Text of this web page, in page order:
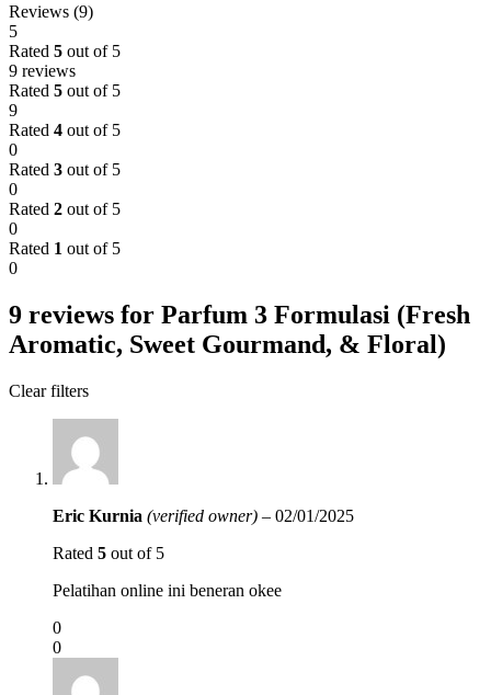
Reviews (9)
5
Rated 5 out of 5
9 reviews
Rated 5 out of 5
9
Rated 4 out of 5
0
Rated 3 out of 5
0
Rated 2 out of 5
0
Rated 1 out of 5
0
9 reviews for Parfum 3 Formulasi (Fresh
Aromatic, Sweet Gourmand, & Floral)
Clear filters
Eric Kurnia (verified owner) – 02/01/2025
Rated 5 out of 5
Pelatihan online ini beneran okee
0
0